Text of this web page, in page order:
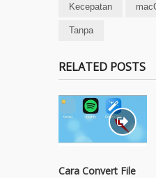
Kecepatan
Tanpa
RELATED POSTS
Cara Convert File